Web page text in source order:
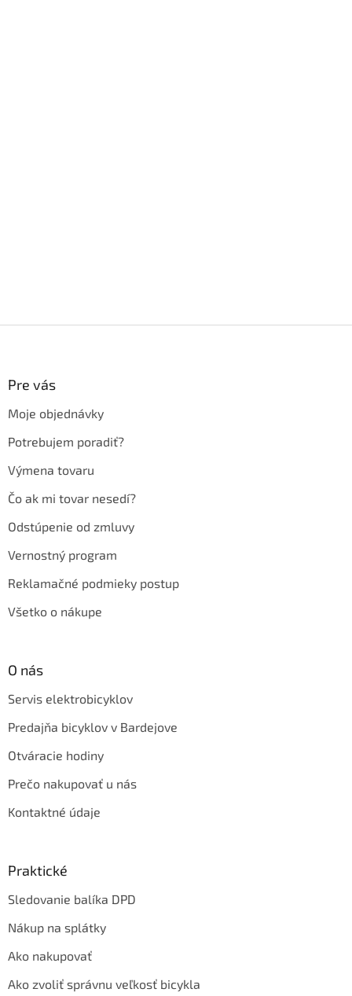
Pre vás
Moje objednávky
Potrebujem poradiť?
Výmena tovaru
Čo ak mi tovar nesedí?
Odstúpenie od zmluvy
Vernostný program
Reklamačné podmieky postup
Všetko o nákupe
O nás
Servis elektrobicyklov
Predajňa bicyklov v Bardejove
Otváracie hodiny
Prečo nakupovať u nás
Kontaktné údaje
Praktické
Sledovanie balíka DPD
Nákup na splátky
Ako nakupovať
Ako zvoliť správnu veľkosť bicykla